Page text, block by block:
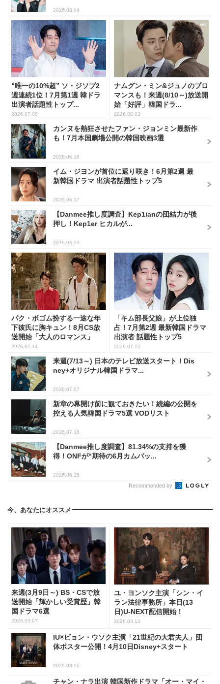
2026.08.04
“唯一の10%超” ソ・ジソブ2
週連続1位！7月第1週 韓ドラ
出演者話題性トップ...
2026.07.08
ナムグン・ミン&ジュノのブロ
マンスも！来週(8/10～)放送開
始「好評」韓国ドラ...
2026.08.03
カンヌを熱狂させたファン・ジョンミン最新作
も！7月本国劇場公開の韓国映画3選
2026.06.16
イム・ジヨンが首位に返り咲き！6月第2週 最
新韓国ドラマ 出演者話題性トップ5
2026.06.17
【Danmee推し度調査】Kep1ianの団結力が後
押し！Kep1er ヒカルが...
2026.06.19
パク・ボゴム扮する一途な年
下彼氏に胸キュン！8月CS放
送開始「大人のロマンス」
韓...
2026.07.14
「キム部長父娘」が上位独
占！7月第2週 最新韓国ドラマ
出演者 話題性トップ5
2026.07.15
来週(7/13～) 日本のテレビ放送スタート！Dis
ney+オリジナル韓国ドラマ...
2026.07.07
新章の幕開け前に観ておきたい！続編の公開を
控える人気韓国ドラマ5選 VODリスト
2026.07.16
【Danmee推し度調査】81.34%の支持を獲
得！ONFが“期待の6月カムバッ...
2026.06.15
Recommended by
今、あなたにオススメ
来週(3月9日～) BS・CSで放
送開始「輝かしい受賞歴」韓
国ドラマ6選
2026.03.07
ユ・ヨンソク主演「シン・イ
ラン法律事務所」本日(13
日)U-NEXT配信開始！
2026.03.13
IU×ビョン・ウソク主演「21世紀の大君夫人」団
体ポスター公開！4月10日Disney+スタート
2026.03.16
チャン・ナラ出演 韓国新作ドラマ「オー・マイ・